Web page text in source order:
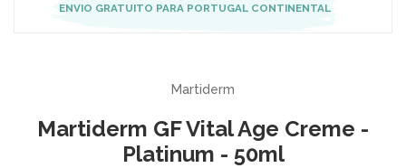
ENVIO GRATUITO PARA PORTUGAL CONTINENTAL
Martiderm
Martiderm GF Vital Age Creme -
Platinum - 50ml